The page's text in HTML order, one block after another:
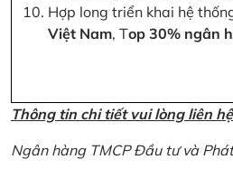
Hợp long triển khai hệ
Việt Nam, Top 30% ngân
Thông tin chi tiết vui lòng liên
Ngân hàng TMCP Đầu tư và